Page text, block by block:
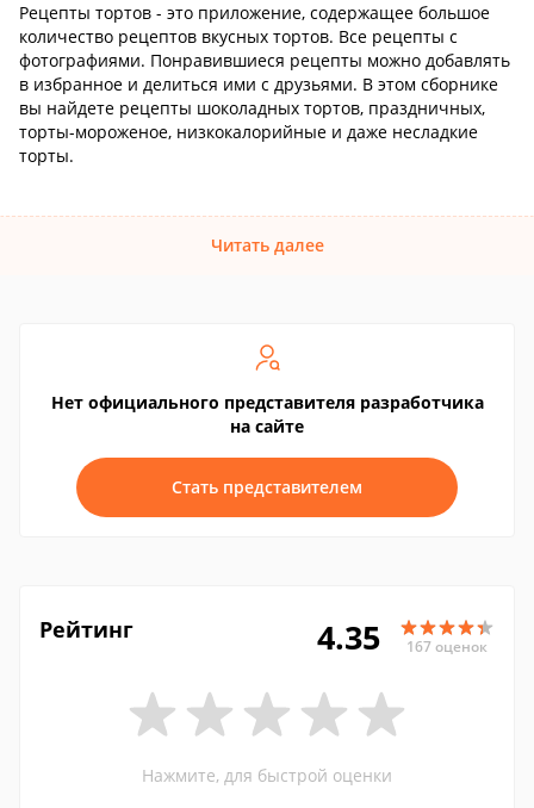
Рецепты тортов - это приложение, содержащее большое
количество рецептов вкусных тортов. Все рецепты с
фотографиями. Понравившиеся рецепты можно добавлять
в избранное и делиться ими с друзьями. В этом сборнике
вы найдете рецепты шоколадных тортов, праздничных,
торты-мороженое, низкокалорийные и даже несладкие
торты.
Читать далее
Нет официального представителя разработчика
на сайте
Стать представителем
Рейтинг 4.35 167 оценок
Нажмите, для быстрой оценки